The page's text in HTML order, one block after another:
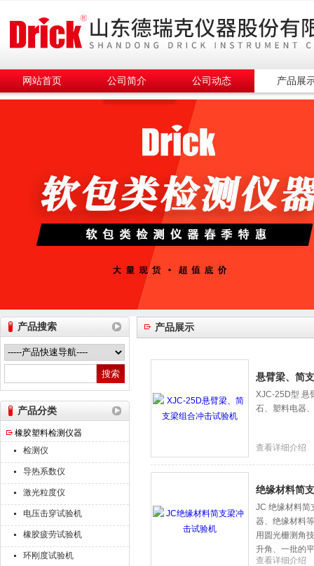
山东德瑞克仪器股份有限公司
网站首页 公司简介 公司动态 产品展
产品搜索
产品分类
橡胶塑料检测仪器
检测仪
导热系数仪
激光粒度仪
电压击穿试验机
橡胶疲劳试验机
环刚度试验机
产品展示
悬臂梁、简
XJC-25D型 悬
石、塑料电器
查看详细介绍
绝缘材料简
JC 绝缘材料简
器、绝缘材料
用圆光栅测角
升角、一批的
查看详细介绍